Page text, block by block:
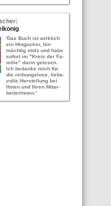
'Das Buch ist wirk­lich
ein Hin­gu­cker, bin
mäch­tig stolz und habe
so­fort im "Kreis der Fa­
mi­lie" darin ge­le­sen.
Ich be­dan­ke mich für
die rei­bungs­lo­se, lie­be­
vol­le Her­stel­lung bei
Ihnen und Ihren Mit­ar­
bei­te­rIn­nen.'